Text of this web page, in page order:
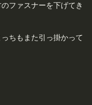
ファスナーを下げてき
ちもまた引っ掛かって